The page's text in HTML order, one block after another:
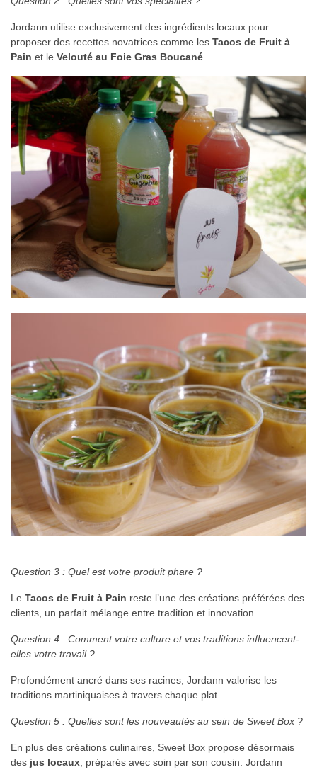
Jordann utilise exclusivement des ingrédients locaux pour
proposer des recettes novatrices comme les Tacos de Fruit à
Pain et le Velouté au Foie Gras Boucané.
Question 3 : Quel est votre produit phare ?
Le Tacos de Fruit à Pain reste l’une des créations préférées des
clients, un parfait mélange entre tradition et innovation.
Question 4 : Comment votre culture et vos traditions influencent-
elles votre travail ?
Profondément ancré dans ses racines, Jordann valorise les
traditions martiniquaises à travers chaque plat.
Question 5 : Quelles sont les nouveautés au sein de Sweet Box ?
En plus des créations culinaires, Sweet Box propose désormais
des jus locaux , préparés avec soin par son cousin. Jordann